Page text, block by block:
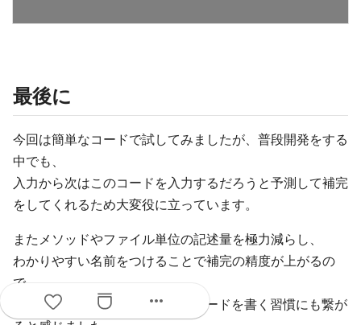
最後に
今回は簡単なコードで試してみましたが、普段開発をする
中でも、
入力から次はこのコードを入力するだろうと予測して補完
をしてくれるため大変役に立っています。
またメソッドやファイル単位の記述量を極力減らし、
わかりやすい名前をつけることで補完の精度が上がるの
で、
人間とAIの両方に分かりやすいコードを書く習慣にも繋が
more_horiz